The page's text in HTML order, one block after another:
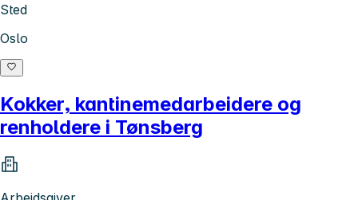
Sted
Oslo
Kokker, kantinemedarbeidere og
renholdere i Tønsberg